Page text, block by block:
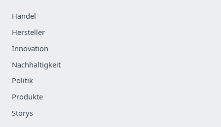
Handel
Hersteller
Innovation
Nachhaltigkeit
Politik
Produkte
Storys